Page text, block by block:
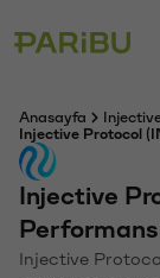
Anasayfa
Injective Protocol
Injective
Injective